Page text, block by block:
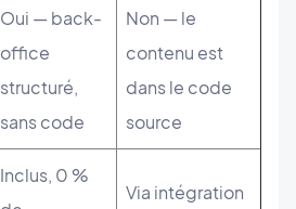
Oui — back-
office
structuré,
sans code
Non — le
contenu est
dans le code
source
Inclus, 0 %
Via intégration